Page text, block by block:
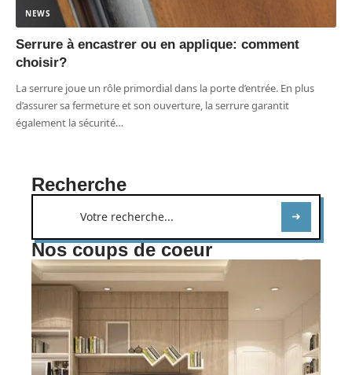
NEWS
Serrure à encastrer ou en applique: comment
choisir?
La serrure joue un rôle primordial dans la porte d’entrée. En plus
d’assurer sa fermeture et son ouverture, la serrure garantit
également la sécurité…
Recherche
Nos coups de coeur